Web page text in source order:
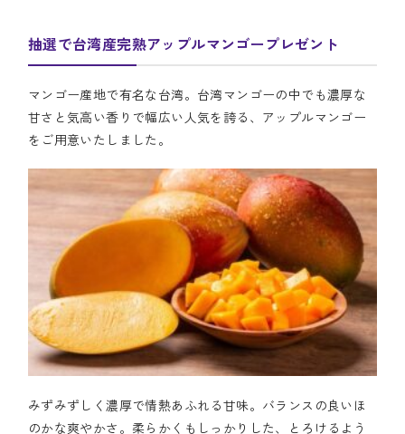
抽選で台湾産完熟アップルマンゴープレゼント
マンゴー産地で有名な台湾。台湾マンゴーの中でも濃厚な
甘さと気高い香りで幅広い人気を誇る、アップルマンゴー
をご用意いたしました。
みずみずしく濃厚で情熱あふれる甘味。バランスの良いほ
のかな爽やかさ。柔らかくもしっかりした、とろけるよう